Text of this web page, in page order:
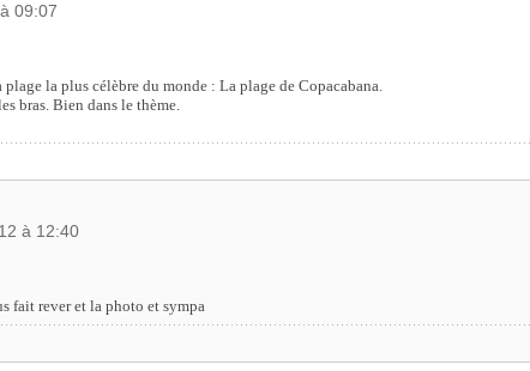
09:07
la plus célèbre du monde : La plage de Copacabana.
bras. Bien dans le thème.
à 12:40
fait rever et la photo et sympa